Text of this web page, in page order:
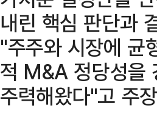
내린 핵심 판단과
"주주와 시장에 균
적 M&A 정당성을
주력해왔다"고 주